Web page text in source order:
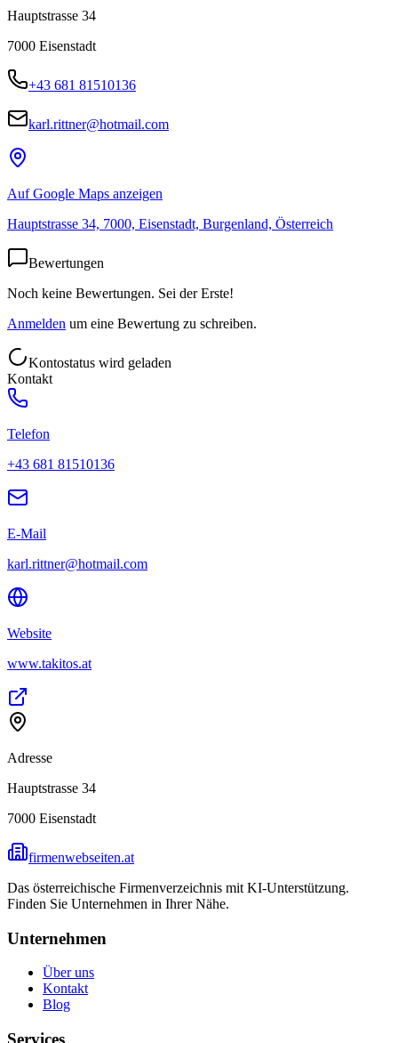
Hauptstrasse 34
7000 Eisenstadt
+43 681 81510136
karl.rittner@hotmail.com
Auf Google Maps anzeigen
Hauptstrasse 34, 7000, Eisenstadt, Burgenland, Österreich
Bewertungen
Noch keine Bewertungen. Sei der Erste!
Anmelden um eine Bewertung zu schreiben.
Kontostatus wird geladen
Kontakt
Telefon
+43 681 81510136
E-Mail
karl.rittner@hotmail.com
Website
www.takitos.at
Adresse
Hauptstrasse 34
7000 Eisenstadt
firmenwebseiten.at
Das österreichische Firmenverzeichnis mit KI-Unterstützung.
Finden Sie Unternehmen in Ihrer Nähe.
Unternehmen
Über uns
Kontakt
Blog
Services